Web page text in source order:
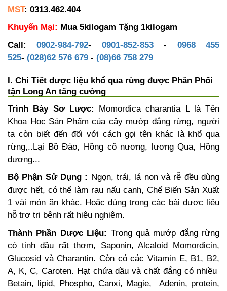
MST: 0313.462.404
Khuyến Mại: Mua 5kilogam Tặng 1kilogam
Call:0902-984-792- 0901-852-853- 0968 455
525- (028)62 576 679 - (08)66 758 279
I. Chi Tiết dược liệu khổ qua rừng được Phân Phối
tận Long An tăng cường
Trình Bày Sơ Lược: Momordica charantia L là Tên
Khoa Học Sản Phẩm của cây mướp đắng rừng, người
ta còn biết đến đối với cách gọi tên khác là khổ qua
rừng,..Lại Bồ Đào, Hồng cô nương, lương Qua, Hồng
dương...
Bộ Phận Sử Dụng : Ngọn, trái, lá non và rễ đều dùng
được hết, có thể làm rau nấu canh, Chế Biến Sản Xuất
1 vài món ăn khác. Hoặc dùng trong các bài dược liêu
hỗ trợ trị bệnh rất hiệu nghiệm.
Thành Phần Dược Liệu: Trong quả mướp đắng rừng
có tinh dầu rất thơm, Saponin, Alcaloid Momordicin,
Glucosid và Charantin. Còn có các Vitamin E, B1, B2,
A, K, C, Caroten. Hạt chứa dầu và chất đắng có nhiều
Betain, lipid, Phospho, Canxi, Magie, Adenin, protein,